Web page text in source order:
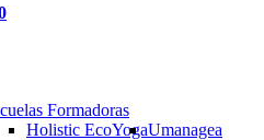
Formadoras
Holistic EcoYogaUmanagea